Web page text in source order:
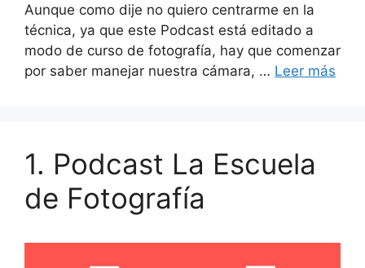
Aunque como dije no quiero centrarme en la
técnica, ya que este Podcast está editado a
modo de curso de fotografía, hay que comenzar
por saber manejar nuestra cámara, … Leer más
1. Podcast La Escuela
de Fotografía